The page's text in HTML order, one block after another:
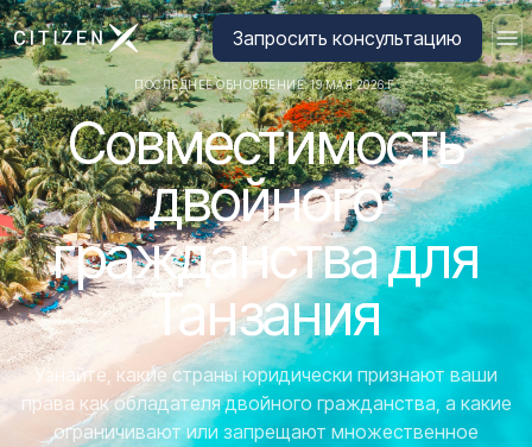
Перейти на главную страницу CitizenX
Запросить консультацию
ПОСЛЕДНЕЕ ОБНОВЛЕНИЕ: 19 МАЯ 2026 Г.
Совместимость
двойного
гражданства для
Танзания
Узнайте, какие страны юридически признают ваши
права как обладателя двойного гражданства, а какие
ограничивают или запрещают множественное